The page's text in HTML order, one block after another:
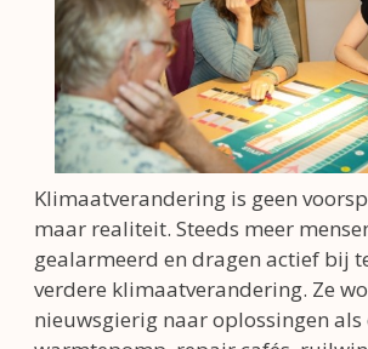
Klimaatverandering is geen
maar realiteit. Steeds meer
gealarmeerd en dragen actief bij
verdere klimaatverandering. Ze
nieuwsgierig naar oplossingen als